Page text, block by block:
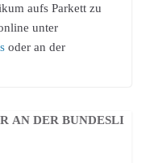
aufs Parkett zu
unter
oder an der
AN DER BUNDESLI